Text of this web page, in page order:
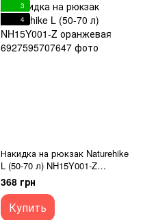
3
4
Накидка на рюкзак Naturehike
L (50-70 л) NH15Y001-Z
оранжевая
368 грн
Купить